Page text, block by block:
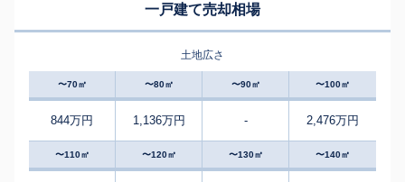
一戸建て売却相場
土地広さ
〜70㎡ 〜80㎡ 〜90㎡ 〜100㎡
844万円 1,136万円 - 2,476万円
〜110㎡ 〜120㎡ 〜130㎡ 〜140㎡